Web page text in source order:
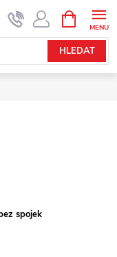
HLEDAT
NÁKUPNÍ
KOŠÍK
spojek